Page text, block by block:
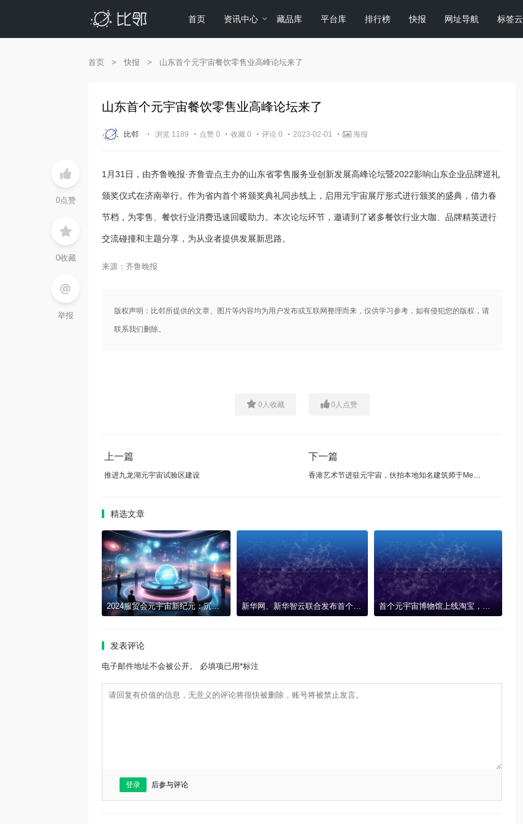
首页 资讯中心 藏品库 平台库 排行榜 快报 网址导航 标签云
0点赞
0收藏
举报
首页 > 快报 > 山东首个元宇宙餐饮零售业高峰论坛来了
山东首个元宇宙餐饮零售业高峰论坛来了
比邻 · 浏览 1189 · 点赞 0 · 收藏 0 · 评论 0 · 2023-02-01 · 海报
1月31日，由齐鲁晚报·齐鲁壹点主办的山东省零售服务业创新发展高峰论坛暨2022影响山东企业品牌巡礼
颁奖仪式在济南举行。作为省内首个将颁奖典礼同步线上，启用元宇宙展厅形式进行颁奖的盛典，借力春
节档，为零售、餐饮行业消费迅速回暖助力。本次论坛环节，邀请到了诸多餐饮行业大咖、品牌精英进行
交流碰撞和主题分享，为从业者提供发展新思路。
来源：齐鲁晚报
版权声明：比邻所提供的文章、图片等内容均为用户发布或互联网整理而来，仅供学习参考，如有侵犯您的版权，请
联系我们删除。
0 人收藏 0 人点赞
上一篇
推进九龙湖元宇宙试验区建设
下一篇
香港艺术节进驻元宇宙，伙拍本地知名建筑师于Meta12缔造香港首个元宇宙艺术剧院
精选文章
2024服贸会元宇宙新纪元：沉浸式文化与科技交融的梦幻之旅 新华网、新华智云联合发布首个AIGC元宇宙系统“元卯”，技术赋能产业创新联盟
发表评论
电子邮件地址不会被公开。 必填项已用*标注
登录 后参与评论